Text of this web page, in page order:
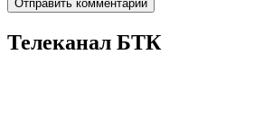
Телеканал БТК